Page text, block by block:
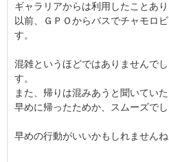
ギャラリアからは利用したことあ
以前、ＧＰＯからバスでチャモロ
す。
混雑というほどではありませんで
す。
また、帰りは混みあうと聞いてい
早めに帰ったためか、スムーズでし
早めの行動がいいかもしれませんね